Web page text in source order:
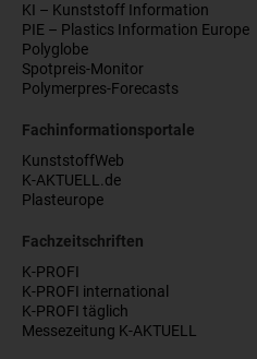
KI – Kunststoff Information
PIE – Plastics Information Europe
Polyglobe
Spotpreis-Monitor
Polymerpres-Forecasts
Fachinformationsportale
KunststoffWeb
K-AKTUELL.de
Plasteurope
Fachzeitschriften
K-PROFI
K-PROFI international
K-PROFI täglich
Messezeitung K-AKTUELL